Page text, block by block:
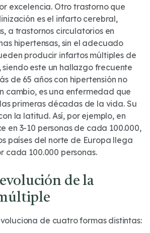
excelencia. Otro trastorno que
es el infarto cerebral,
a trastornos circulatorios en
hipertensas, sin el adecuado
producir infartos múltiples de
este un hallazgo frecuente
de 65 años con hipertensión no
cambio, es una enfermedad que
primeras décadas de la vida. Su
la latitud. Así, por ejemplo, en
en 3-10 personas de cada 100.000,
países del norte de Europa llega
cada 100.000 personas.
de la
de cuatro formas distintas: